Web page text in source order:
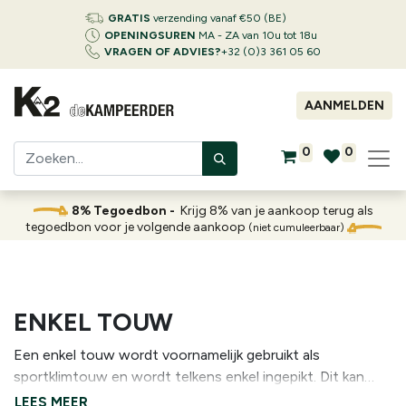
GRATIS verzending vanaf €50 (BE)
OPENINGSUREN MA - ZA van 10u tot 18u
VRAGEN OF ADVIES?+32 (0)3 361 05 60
AANMELDEN
0 0
8% Tegoedbon - Krijg 8% van je aankoop terug als
tegoedbon voor je volgende aankoop (niet cumuleerbaar)
ENKEL TOUW
Een enkel touw wordt voornamelijk gebruikt als
sportklimtouw en wordt telkens enkel ingepikt. Dit kan
zowel buiten op de rotsen, als in een klimzaal waar